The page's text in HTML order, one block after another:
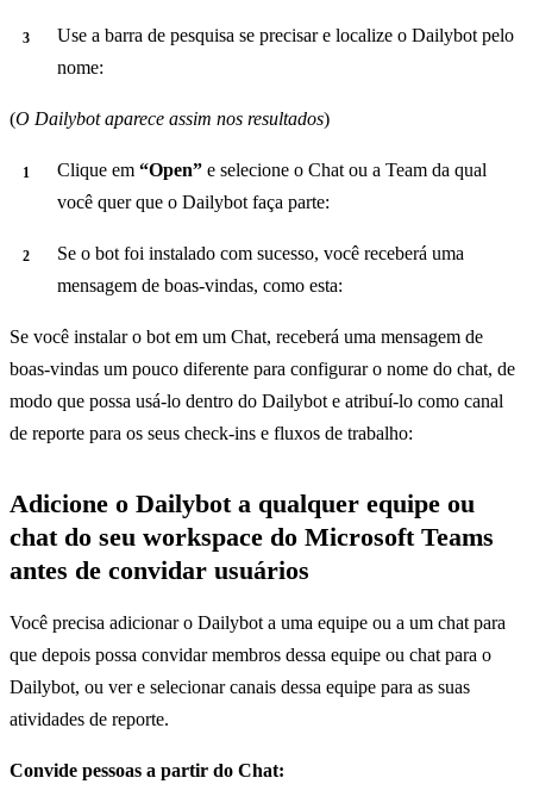
Use a barra de pesquisa se precisar e localize o Dailybot pelo
nome:
(O Dailybot aparece assim nos resultados)
Clique em “Open” e selecione o Chat ou a Team da qual
você quer que o Dailybot faça parte:
Se o bot foi instalado com sucesso, você receberá uma
mensagem de boas-vindas, como esta:
Se você instalar o bot em um Chat, receberá uma mensagem de
boas-vindas um pouco diferente para configurar o nome do chat, de
modo que possa usá-lo dentro do Dailybot e atribuí-lo como canal
de reporte para os seus check-ins e fluxos de trabalho:
Adicione o Dailybot a qualquer equipe ou
chat do seu workspace do Microsoft Teams
antes de convidar usuários
Você precisa adicionar o Dailybot a uma equipe ou a um chat para
que depois possa convidar membros dessa equipe ou chat para o
Dailybot, ou ver e selecionar canais dessa equipe para as suas
atividades de reporte.
Convide pessoas a partir do Chat: